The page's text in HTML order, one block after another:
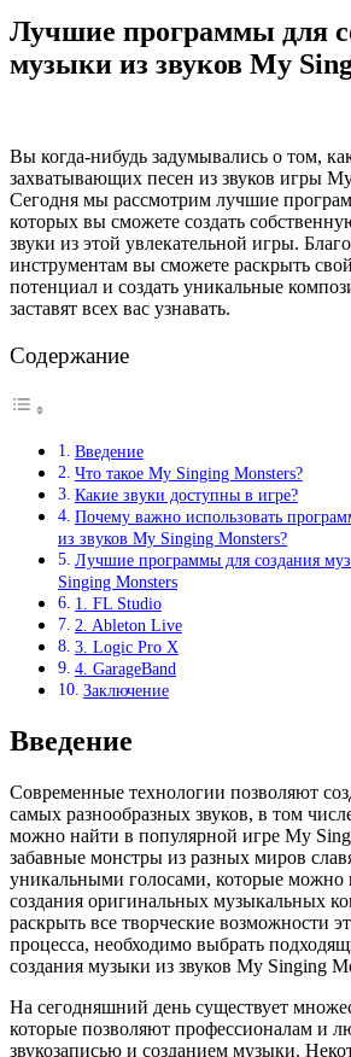
Лучшие программы для
музыки из звуков My
Вы когда-нибудь задумывались о том,
захватывающих песен из звуков игры
Сегодня мы рассмотрим лучшие
которых вы сможете создать
звуки из этой увлекательной игры.
инструментам вы сможете раскрыть
потенциал и создать уникальные
заставят всех вас узнавать.
Содержание
Введение
Что такое My Singing Monsters?
Какие звуки доступны в игре?
Почему важно использовать
из звуков My Singing Monsters?
Лучшие программы для создания
Singing Monsters
1. FL Studio
2. Ableton Live
3. Logic Pro X
4. GarageBand
Заключение
Введение
Современные технологии позволяют
самых разнообразных звуков, в том
можно найти в популярной игре My
забавные монстры из разных миров
уникальными голосами, которые можно
создания оригинальных музыкальных
раскрыть все творческие возможности
процесса, необходимо выбрать
создания музыки из звуков My Singing
На сегодняшний день существует
которые позволяют профессионалам и
звукозаписью и созданием музыки.